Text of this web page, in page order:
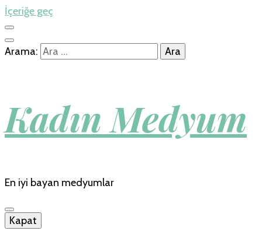
İçeriğe geç
Arama:
Kadın Medyum
En iyi bayan medyumlar
Kapat